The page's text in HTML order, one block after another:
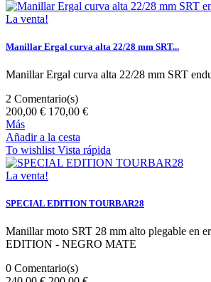
La venta!
Manillar Ergal curva alta 22/28 mm SRT...
Manillar Ergal curva alta 22/28 mm SRT
2 Comentario(s)
200,00 € 170,00 €
Más
Añadir a la cesta
To wishlist Vista rápida
La venta!
SPECIAL EDITION TOURBAR28
Manillar moto SRT 28 mm alto plegable en
EDITION - NEGRO MATE
0 Comentario(s)